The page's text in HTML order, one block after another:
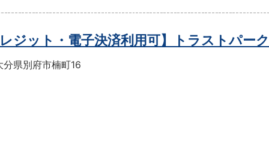
レジット・電子決済利用可】トラストパー
分県別府市楠町16